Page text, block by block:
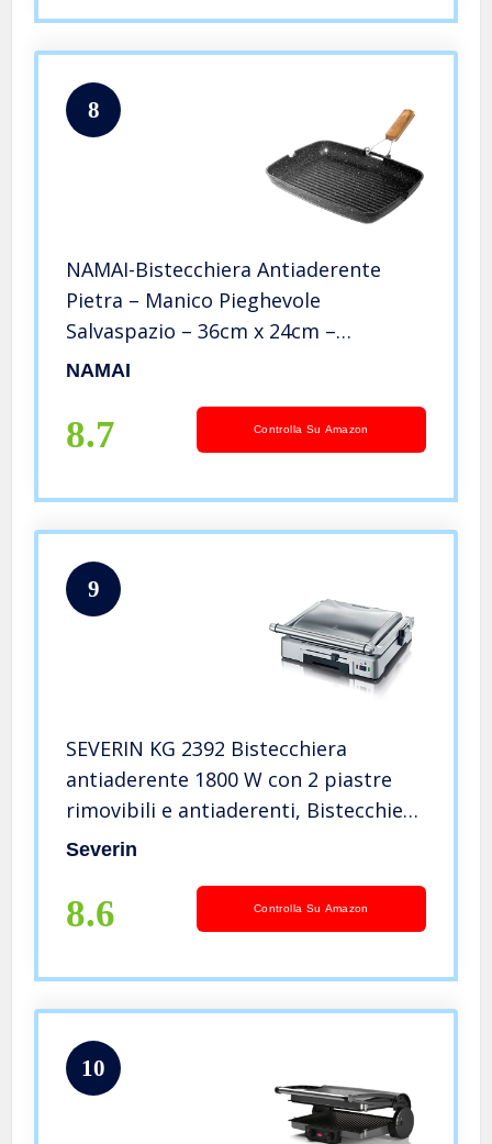
8
NAMAI-Bistecchiera Antiaderente
Pietra – Manico Pieghevole
Salvaspazio – 36cm x 24cm –
Lavastoviglie – Griglia Rettangolare-
per Cucinare sui Fornelli
NAMAI
8.7 Controlla Su Amazon
9
SEVERIN KG 2392 Bistecchiera
antiaderente 1800 W con 2 piastre
rimovibili e antiaderenti, Bistecchiera
da tavolo trasformabile in barbecue,
Grigio
Severin
8.6 Controlla Su Amazon
10